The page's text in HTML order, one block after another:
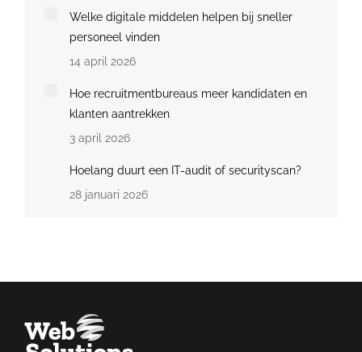
Welke digitale middelen helpen bij sneller
personeel vinden
14 april 2026
Hoe recruitmentbureaus meer kandidaten en
klanten aantrekken
3 april 2026
Hoelang duurt een IT-audit of securityscan?
28 januari 2026